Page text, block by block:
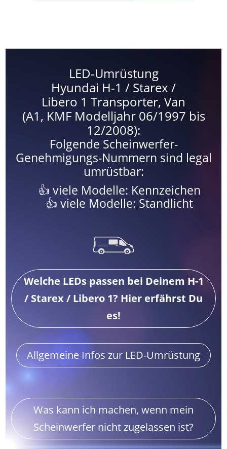
LED-Umrüstung
Hyundai H-1 / Starex /
Libero 1 Transporter, Van
(A1, KMF Modelljahr 06/1997 bis
12/2008):
Folgende Scheinwerfer-
Genehmigungs-Nummern sind legal
umrüstbar:
viele Modelle: Kennzeichen
viele Modelle: Standlicht
Welche LEDs passen bei Deinem H-1
/ Starex / Libero 1? Hier erfährst Du
es!
Allgemeine Infos zur LED-Umrüstung
Was kann ich machen, wenn mein
Scheinwerfer nicht zugelassen ist?